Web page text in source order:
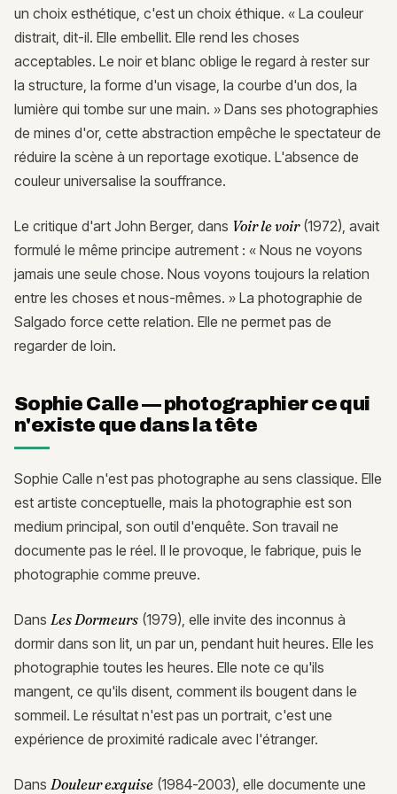
un choix esthétique, c'est un choix éthique. « La couleur
distrait, dit-il. Elle embellit. Elle rend les choses
acceptables. Le noir et blanc oblige le regard à rester sur
la structure, la forme d'un visage, la courbe d'un dos, la
lumière qui tombe sur une main. » Dans ses photographies
de mines d'or, cette abstraction empêche le spectateur de
réduire la scène à un reportage exotique. L'absence de
couleur universalise la souffrance.
Le critique d'art John Berger, dans Voir le voir(1972), avait
formulé le même principe autrement : « Nous ne voyons
jamais une seule chose. Nous voyons toujours la relation
entre les choses et nous-mêmes. » La photographie de
Salgado force cette relation. Elle ne permet pas de
regarder de loin.
Sophie Calle — photographier ce qui
n'existe que dans la tête
Sophie Calle n'est pas photographe au sens classique. Elle
est artiste conceptuelle, mais la photographie est son
medium principal, son outil d'enquête. Son travail ne
documente pas le réel. Il le provoque, le fabrique, puis le
photographie comme preuve.
Dans Les Dormeurs (1979), elle invite des inconnus à
dormir dans son lit, un par un, pendant huit heures. Elle les
photographie toutes les heures. Elle note ce qu'ils
mangent, ce qu'ils disent, comment ils bougent dans le
sommeil. Le résultat n'est pas un portrait, c'est une
expérience de proximité radicale avec l'étranger.
Dans Douleur exquise (1984-2003), elle documente une